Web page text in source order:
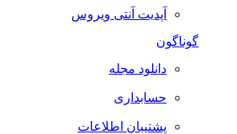
آپدیت آنتی ویروس
گوناگون
دانلود مجله
حسابداری
پشتیبان اطلاعات